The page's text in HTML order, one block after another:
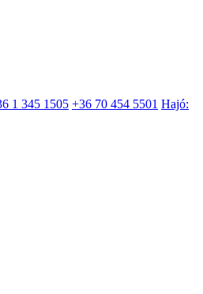
1 345 1505 +36 70 454 5501 Hajó: